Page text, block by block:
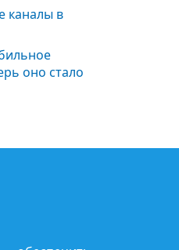
каналы в
оно стало